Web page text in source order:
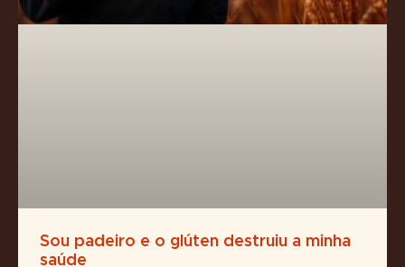
Sou padeiro e o glúten destruiu a minha
saúde